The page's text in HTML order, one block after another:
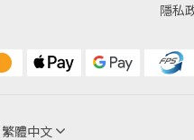
隱私
繁體中文